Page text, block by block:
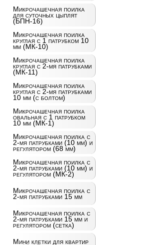
Микрочашечная поилка
для суточных цыплят
(БПН-16)
Микрочашечная поилка
круглая с 1 патрубком 10
мм (МК-10)
Микрочашечная поилка
круглая с 2-мя патрубками
(МК-11)
Микрочашечная поилка
круглая с 2-мя патрубками
10 мм (с болтом)
Микрочашечная поилка
овальная с 1 патрубком
10 мм (МК-1)
Микрочашечная поилка с
2-мя патрубками (10 мм) и
регулятором (68 мм)
Микрочашечная поилка с
2-мя патрубками (10 мм) и
регулятором (МК-2)
Микрочашечная поилка с
2-мя патрубками 15 мм
Микрочашечная поилка с
2-мя патрубками 15 мм и
регулятором (сетка)
Мини клетки для квартир